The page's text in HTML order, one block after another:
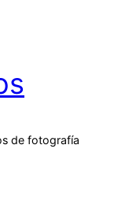
de fotografía